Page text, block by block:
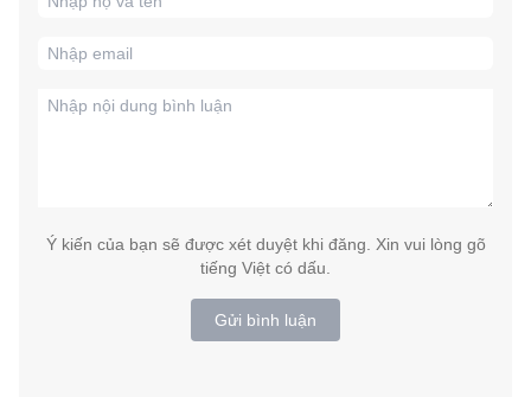
Ý kiến của bạn sẽ được xét duyệt khi đăng. Xin vui lòng gõ
tiếng Việt có dấu.
Gửi bình luận